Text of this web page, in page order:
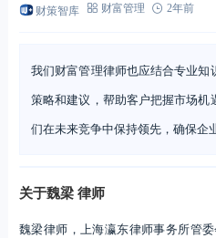
财策智库 财富管理 2年前
我们财富管理律师也应结合专业
策略和建议，帮助客户把握市场
们在未来竞争中保持领先，确保企
关于魏梁 律师
魏梁律师，上海瀛东律师事务所管